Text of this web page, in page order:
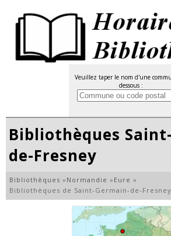
Veuillez taper le nom d'une
dessous :
Bibliothèques
de-Fresney
Bibliothèques » Normandie » Eure »
Bibliothèques de Saint-Germain-de-Fresney